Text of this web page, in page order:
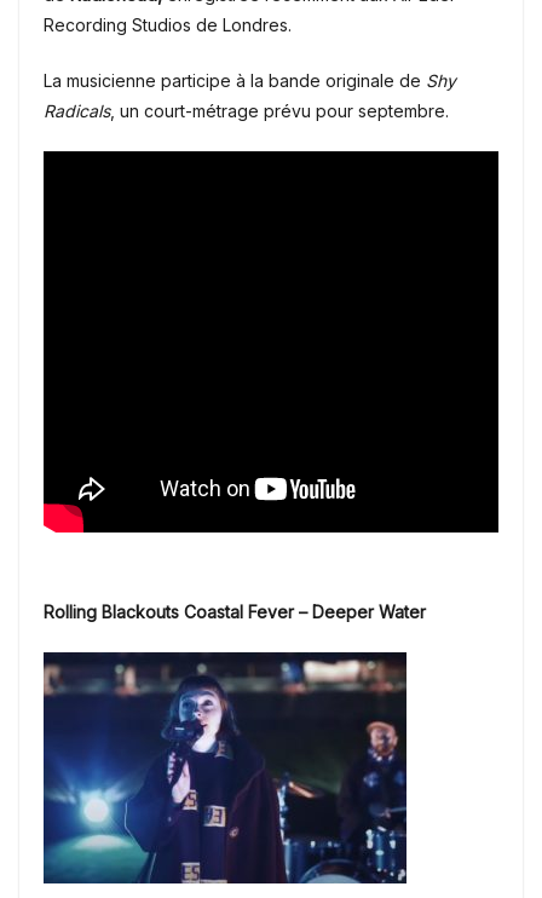
Recording Studios de Londres.
La musicienne participe à la bande originale de Shy
Radicals, un court-métrage prévu pour septembre.
Rolling Blackouts Coastal Fever – Deeper Water